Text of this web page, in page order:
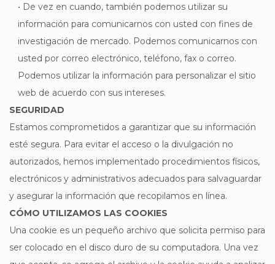
• De vez en cuando, también podemos utilizar su
información para comunicarnos con usted con fines de
investigación de mercado. Podemos comunicarnos con
usted por correo electrónico, teléfono, fax o correo.
Podemos utilizar la información para personalizar el sitio
web de acuerdo con sus intereses.
SEGURIDAD
Estamos comprometidos a garantizar que su información
esté segura. Para evitar el acceso o la divulgación no
autorizados, hemos implementado procedimientos físicos,
electrónicos y administrativos adecuados para salvaguardar
y asegurar la información que recopilamos en línea.
CÓMO UTILIZAMOS LAS COOKIES
Una cookie es un pequeño archivo que solicita permiso para
ser colocado en el disco duro de su computadora. Una vez